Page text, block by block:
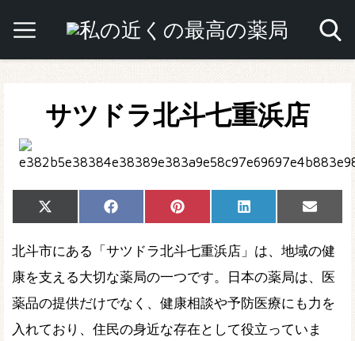
サツドラ北斗七重浜店
Share
on
X
(Twitter)
Share
on
Facebook Share
on
Pinterest Share
on
LinkedIn
Share
on
Email
北斗市にある「サツドラ北斗七重浜店」は、地域の健
康を支える大切な薬局の一つです。日本の薬局は、医
薬品の提供だけでなく、健康相談や予防医療にも力を
入れており、住民の身近な存在として役立っていま